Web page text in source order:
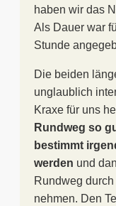
haben wir das
Als Dauer war
Stunde
Die beiden
unglaublich
Kraxe für uns
Rundweg so
bestimmt
werden und
Rundweg
nehmen. Den